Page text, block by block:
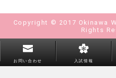
Copyright © 2017 Okinawa
Rights
お問い合わせ 入試情報